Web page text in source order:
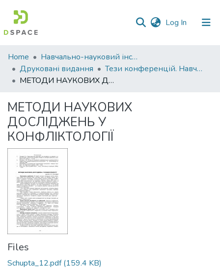
Log In (current)
Communities
&
Collections
Statistics
Home
Навчально-науковий інститут економіки, управління, права та інформаційних технологій
Друковані видання
Тези конференцій. Навчально-науковий інститут економіки, управління, права та інформаційних технологій
МЕТОДИ НАУКОВИХ ДОСЛІДЖЕНЬ У КОНФЛІКТОЛОГІЇ
МЕТОДИ НАУКОВИХ
ДОСЛІДЖЕНЬ У
КОНФЛІКТОЛОГІЇ
Files
Schupta_12.pdf(159.4 KB)